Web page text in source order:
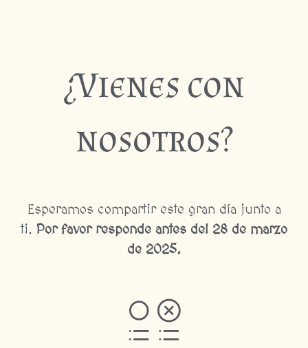
¿Vienes con
nosotros?
Esperamos compartir este gran día junto a
ti. Por favor responde antes del 28 de marzo
de 2025.